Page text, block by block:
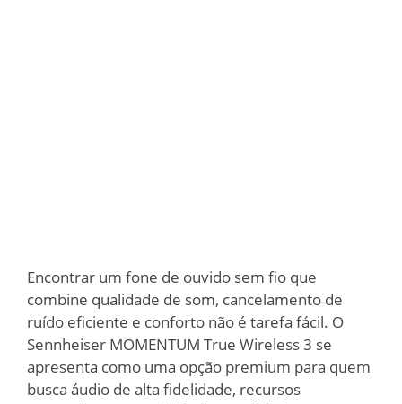
Encontrar um fone de ouvido sem fio que
combine qualidade de som, cancelamento de
ruído eficiente e conforto não é tarefa fácil. O
Sennheiser MOMENTUM True Wireless 3 se
apresenta como uma opção premium para quem
busca áudio de alta fidelidade, recursos